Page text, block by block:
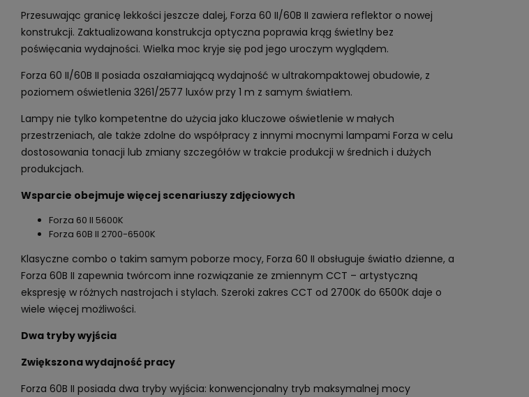
Przesuwając granicę lekkości jeszcze dalej, Forza 60 II/60B II zawiera reflektor o nowej
konstrukcji. Zaktualizowana konstrukcja optyczna poprawia krąg świetlny bez
poświęcania wydajności. Wielka moc kryje się pod jego uroczym wyglądem.
Forza 60 II/60B II posiada oszałamiającą wydajność w ultrakompaktowej obudowie, z
poziomem oświetlenia 3261/2577 luxów przy 1 m z samym światłem.
Lampy nie tylko kompetentne do użycia jako kluczowe oświetlenie w małych
przestrzeniach, ale także zdolne do współpracy z innymi mocnymi lampami Forza w celu
dostosowania tonacji lub zmiany szczegółów w trakcie produkcji w średnich i dużych
produkcjach.
Wsparcie obejmuje więcej scenariuszy zdjęciowych
Forza 60 II 5600K
Forza 60B II 2700-6500K
Klasyczne combo o takim samym poborze mocy, Forza 60 II obsługuje światło dzienne, a
Forza 60B II zapewnia twórcom inne rozwiązanie ze zmiennym CCT – artystyczną
ekspresję w różnych nastrojach i stylach. Szeroki zakres CCT od 2700K do 6500K daje o
wiele więcej możliwości.
Dwa tryby wyjścia
Zwiększona wydajność pracy
Forza 60B II posiada dwa tryby wyjścia: konwencjonalny tryb maksymalnej mocy